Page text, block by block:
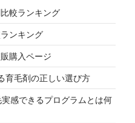
較ランキング
ンキング
購入ページ
育毛剤の正しい選び方
実感できるプログラムとは何